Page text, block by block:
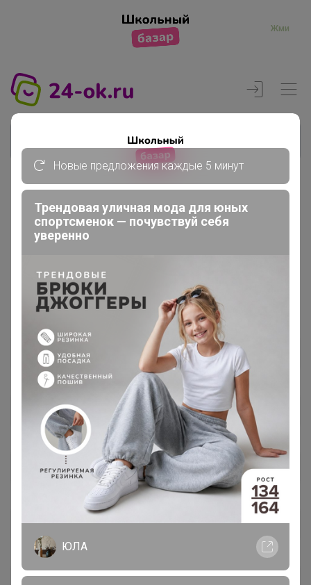
Жми
Главная
Регистрация
Новые предложения каждые 5 минут
Трендовая уличная мода для юных
спортсменок — почувствуй себя
уверенно
ЮЛА